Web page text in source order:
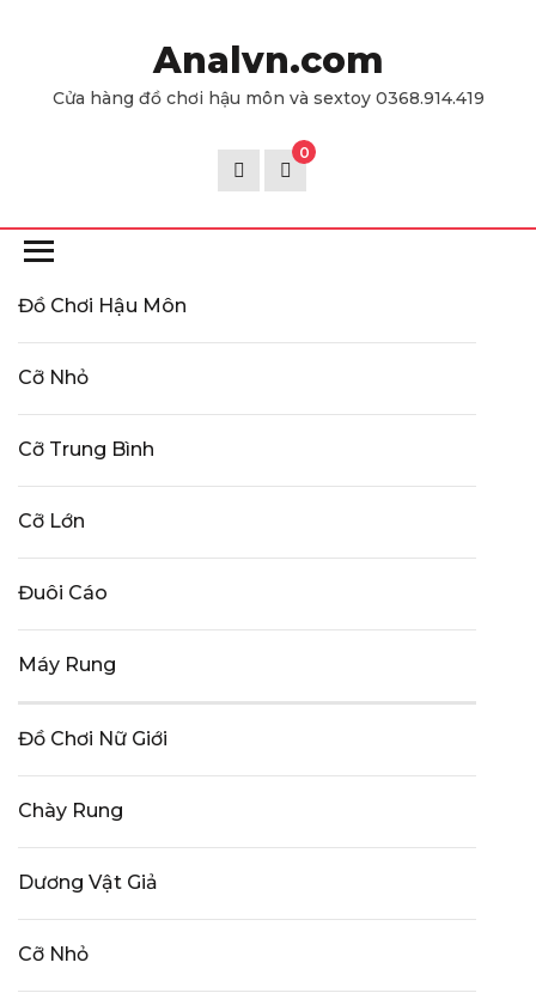
Analvn.com
Cửa hàng đồ chơi hậu môn và sextoy 0368.914.419
0
Đồ Chơi Hậu Môn
Cỡ Nhỏ
Cỡ Trung Bình
Cỡ Lớn
Đuôi Cáo
Máy Rung
Đồ Chơi Nữ Giới
Chày Rung
Dương Vật Giả
Cỡ Nhỏ